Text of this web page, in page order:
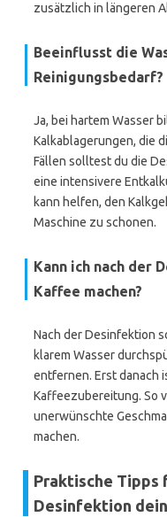
zusätzlich in längeren
Beeinflusst die
Reinigungsbedarf?
Ja, bei hartem Wasser
Kalkablagerungen, die
Fällen solltest du die
eine intensivere
kann helfen, den
Maschine zu schonen.
Kann ich nach der
Kaffee machen?
Nach der Desinfektion
klarem Wasser
entfernen. Erst danach
Kaffeezubereitung. So
unerwünschte
machen.
Praktische Tipps
Desinfektion